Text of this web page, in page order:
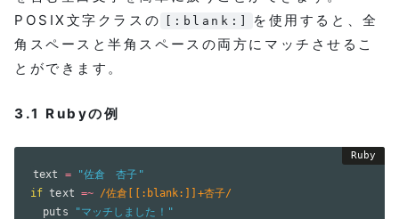
POSIX文字クラスの
[:blank:]
を使用すると、全
角スペースと半角スペースの両方にマッチさせるこ
とができます。
3.1 Rubyの例
text =
"佐倉　杏子"
if text =~ /佐倉[[:blank:]]+杏子/
  puts
"マッチしました！"